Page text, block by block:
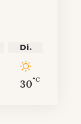
Di.
30°C